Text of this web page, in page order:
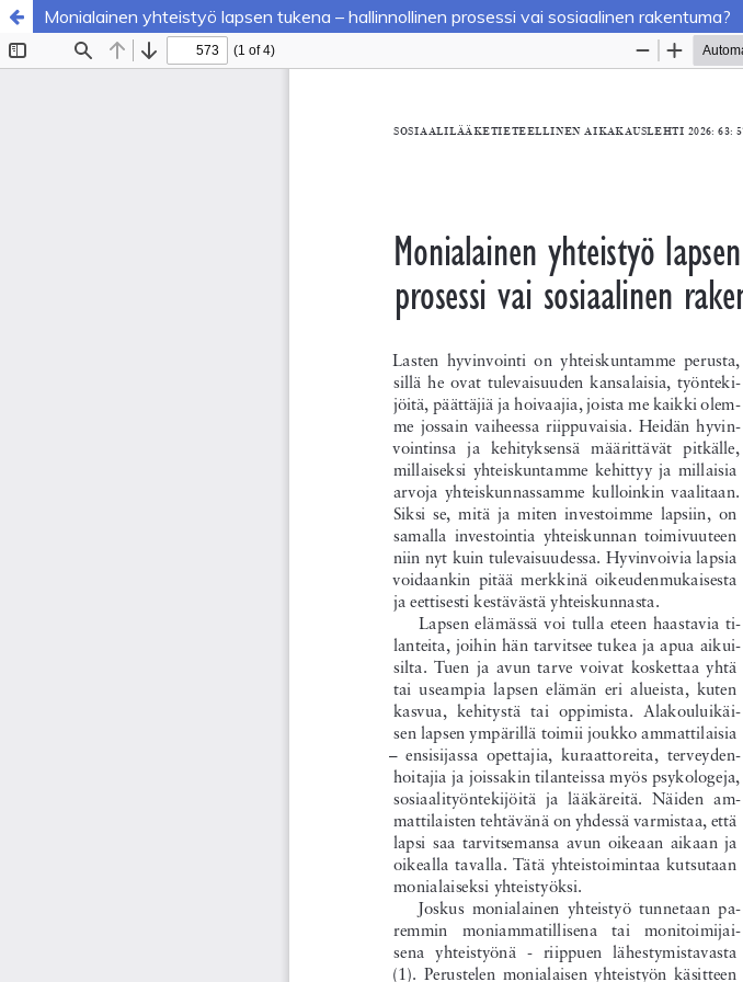
Monialainen yhteistyö lapsen tukena – hallinnollinen prosessi vai sosiaalinen rakentuma?